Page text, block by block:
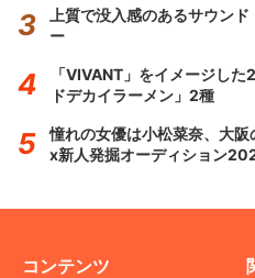
上質で没入感のあるサウン
ー
「VIVANT」をイメージし
ドデカイラーメン」2種
憧れの女優は小松菜奈、大
x新人発掘オーディション
コンテンツ